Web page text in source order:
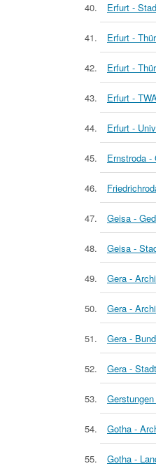
Erfurt -
Erfurt -
Erfurt -
Erfurt -
Erfurt -
Ernstroda -
Geisa -
Geisa -
Gera -
Gera -
Gera -
Gera -
Gotha -
Gotha -